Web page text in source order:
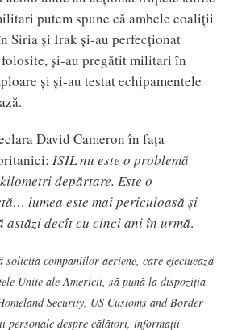
putem spune că ambele coaliții
Siria și Irak și-au perfecționat
și-au pregătit militari în
și și-au testat echipamentele
David Cameron în fața
ISIL nu este o problemă
depărtare. Este o
lumea este mai periculoasă și
astăzi decît cu cinci ani în urmă.
solicită companiilor aeriene, care efectuează
Unite ale Americii, să pună la dispoziţia
Security, US Customs and Border
personale despre călători, informaţii